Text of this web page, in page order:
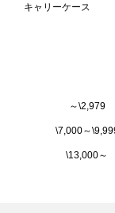
キャリーケース
～\2,979
\7,000～
\13,000～